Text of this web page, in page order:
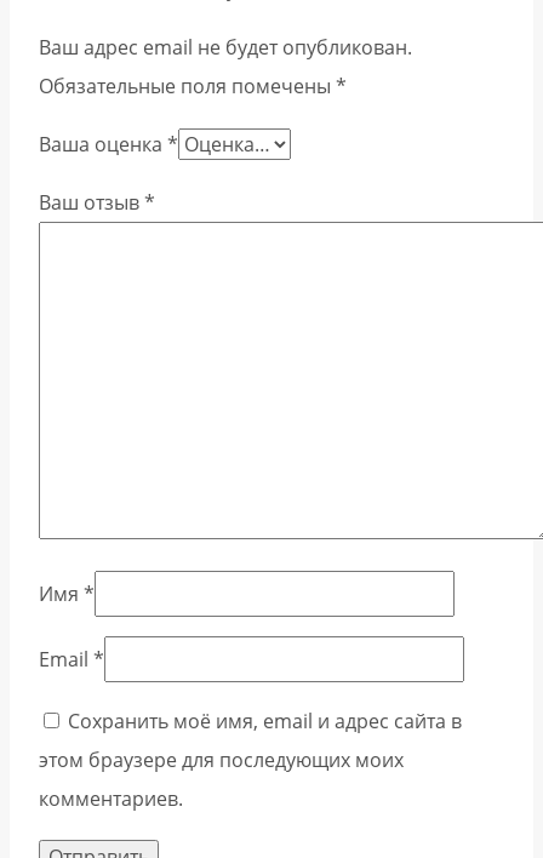
Ваш адрес email не будет опубликован.
Обязательные поля помечены *
Ваша оценка *
Ваш отзыв*
Имя *
Email *
Сохранить моё имя, email и адрес сайта в
этом браузере для последующих моих
комментариев.